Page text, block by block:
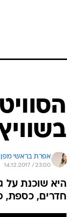
בשוויץ ועולה
אפרת בראשי מפן
14.12.2017 / 23:00
חדרים, כספת,